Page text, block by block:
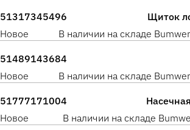
51317345496
Щиток
Новое
В наличии на складе
51489143684
Новое
В наличии на складе
51777171004
Новое
В наличии на складе